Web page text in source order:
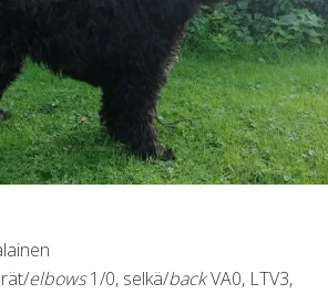
elbows1/0, selkä/backVA0, LTV3,